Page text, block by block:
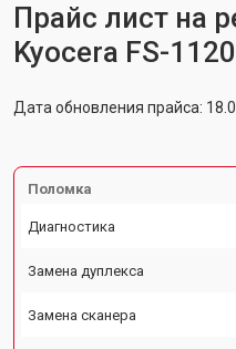
Прайс лист на
Kyocera FS-
Дата обновления прайса:
Поломка
Диагностика
Замена дуплекса
Замена сканера